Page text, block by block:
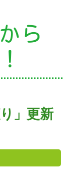
ら
」更新